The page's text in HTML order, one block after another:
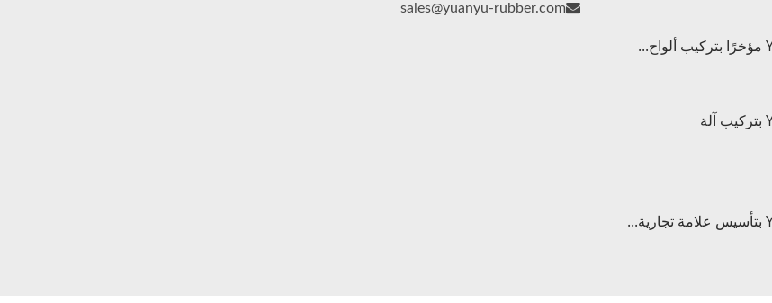
sales@yuanyu-rubber.com
قامت YUANYU بتركيب آلة